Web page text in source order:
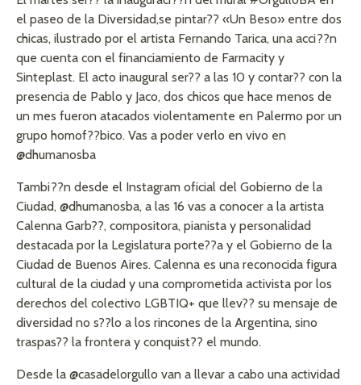
el paseo de la Diversidad,se pintar?? «Un Beso» entre dos
chicas, ilustrado por el artista Fernando Tarica, una acci??n
que cuenta con el financiamiento de Farmacity y
Sinteplast. El acto inaugural ser?? a las 10 y contar?? con la
presencia de Pablo y Jaco, dos chicos que hace menos de
un mes fueron atacados violentamente en Palermo por un
grupo homof??bico. Vas a poder verlo en vivo en
@dhumanosba
Tambi??n desde el Instagram oficial del Gobierno de la
Ciudad, @dhumanosba, a las 16 vas a conocer a la artista
Calenna Garb??, compositora, pianista y personalidad
destacada por la Legislatura porte??a y el Gobierno de la
Ciudad de Buenos Aires. Calenna es una reconocida figura
cultural de la ciudad y una comprometida activista por los
derechos del colectivo LGBTIQ+ que llev?? su mensaje de
diversidad no s??lo a los rincones de la Argentina, sino
traspas?? la frontera y conquist?? el mundo.
Desde la @casadelorgullo van a llevar a cabo una actividad